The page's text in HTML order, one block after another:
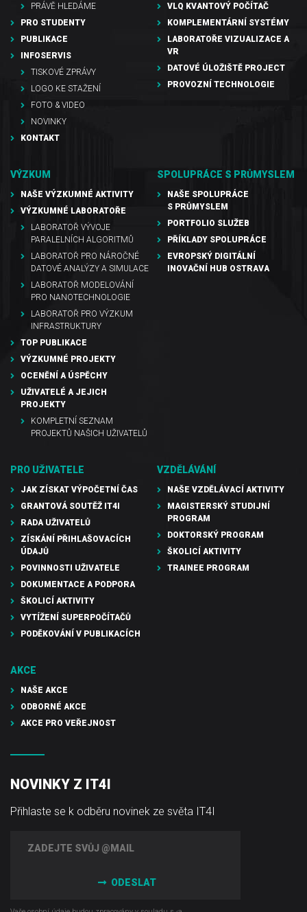
PRÁVĚ HLEDÁME
PRO STUDENTY
PUBLIKACE
INFOSERVIS
TISKOVÉ ZPRÁVY
LOGO KE STAŽENÍ
FOTO & VIDEO
NOVINKY
KONTAKT
VLQ KVANTOVÝ POČÍTAČ
KOMPLEMENTÁRNÍ SYSTÉMY
LABORATOŘE VIZUALIZACE A
VR
DATOVÉ ÚLOŽIŠTĚ PROJECT
PROVOZNÍ TECHNOLOGIE
VÝZKUM
NAŠE VÝZKUMNÉ AKTIVITY
VÝZKUMNÉ LABORATOŘE
LABORATOŘ VÝVOJE
PARALELNÍCH ALGORITMŮ
LABORATOŘ PRO NÁROČNÉ
DATOVÉ ANALÝZY A SIMULACE
LABORATOŘ MODELOVÁNÍ
PRO NANOTECHNOLOGIE
LABORATOŘ PRO VÝZKUM
INFRASTRUKTURY
TOP PUBLIKACE
VÝZKUMNÉ PROJEKTY
OCENĚNÍ A ÚSPĚCHY
UŽIVATELÉ A JEJICH
PROJEKTY
KOMPLETNÍ SEZNAM
PROJEKTŮ NAŠICH UŽIVATELŮ
SPOLUPRÁCE S PRŮMYSLEM
NAŠE SPOLUPRÁCE
S PRŮMYSLEM
PORTFOLIO SLUŽEB
PŘÍKLADY SPOLUPRÁCE
EVROPSKÝ DIGITÁLNÍ
INOVAČNÍ HUB OSTRAVA
PRO UŽIVATELE
JAK ZÍSKAT VÝPOČETNÍ ČAS
GRANTOVÁ SOUTĚŽ IT4I
RADA UŽIVATELŮ
ZÍSKÁNÍ PŘIHLAŠOVACÍCH
ÚDAJŮ
POVINNOSTI UŽIVATELE
DOKUMENTACE A PODPORA
ŠKOLICÍ AKTIVITY
VYTÍŽENÍ SUPERPOČÍTAČŮ
PODĚKOVÁNÍ V PUBLIKACÍCH
VZDĚLÁVÁNÍ
NAŠE VZDĚLÁVACÍ AKTIVITY
MAGISTERSKÝ STUDIJNÍ
PROGRAM
DOKTORSKÝ PROGRAM
ŠKOLICÍ AKTIVITY
TRAINEE PROGRAM
AKCE
NAŠE AKCE
ODBORNÉ AKCE
AKCE PRO VEŘEJNOST
NOVINKY Z IT4I
Přihlaste se k odběru novinek ze světa IT4I
ODESLAT